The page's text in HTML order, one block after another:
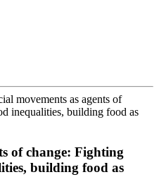
movements as agents of
inequalities, building food as
of change: Fighting
building food as